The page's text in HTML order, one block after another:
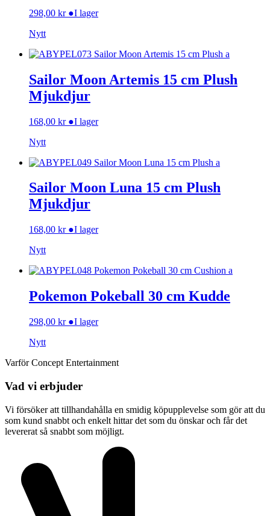
298,00 kr ●I lager
Nytt
Sailor Moon Artemis 15 cm Plush
Mjukdjur
168,00 kr ●I lager
Nytt
Sailor Moon Luna 15 cm Plush
Mjukdjur
168,00 kr ●I lager
Nytt
Pokemon Pokeball 30 cm Kudde
298,00 kr ●I lager
Nytt
Varför Concept Entertainment
Vad vi erbjuder
Vi försöker att tillhandahålla en smidig köpupplevelse som gör att du
som kund snabbt och enkelt hittar det som du önskar och får det
levererat så snabbt som möjligt.